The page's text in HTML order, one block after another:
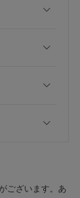
ございます。あ